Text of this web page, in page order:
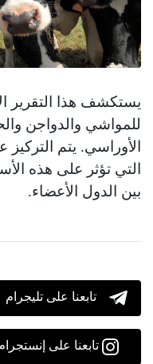
يستكشف هذا التقرير
للمواشي والدواجن
الأوراسي. يتم التركيز
التي تؤثر على هذه
بين الدول الأعضاء.
تابعنا على تليجرام
تابعنا على